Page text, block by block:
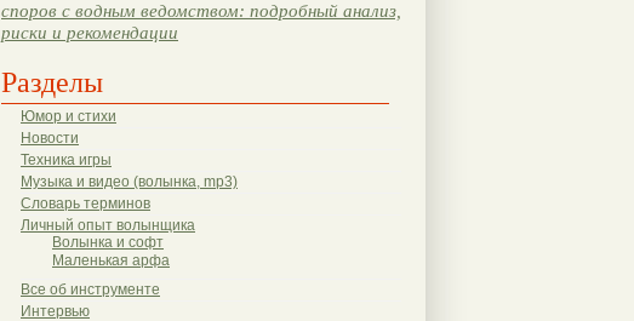
споров с водным ведомством: подробный анализ,
риски и рекомендации
Разделы
Юмор и стихи
Новости
Техника игры
Музыка и видео (волынка, mp3)
Словарь терминов
Личный опыт волынщика
Волынка и софт
Маленькая арфа
Все об инструменте
Интервью